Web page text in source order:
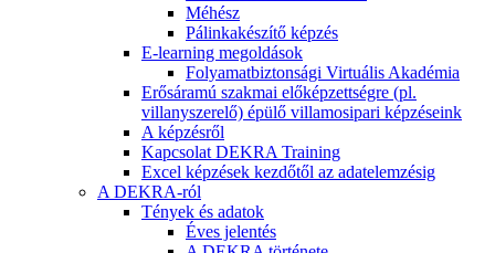
Méhész
Pálinkakészítő képzés
E-learning megoldások
Folyamatbiztonsági Virtuális Akadémia
Erősáramú szakmai előképzettségre (pl.
villanyszerelő) épülő villamosipari képzéseink
A képzésről
Kapcsolat DEKRA Training
Excel képzések kezdőtől az adatelemzésig
A DEKRA-ról
Tények és adatok
Éves jelentés